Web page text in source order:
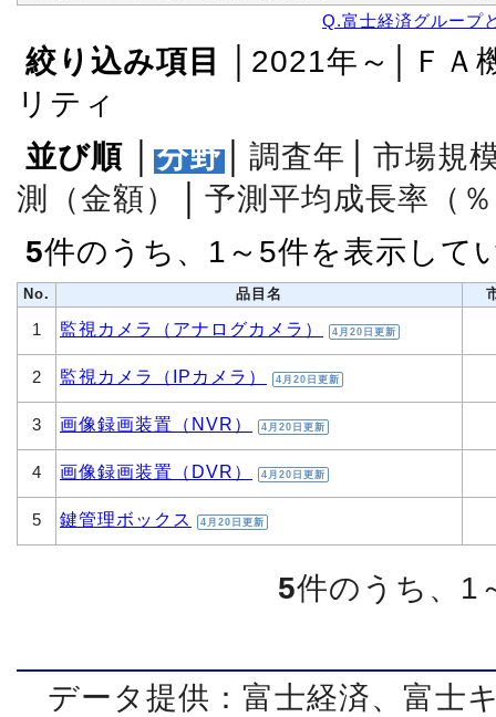
Q.富士経済グループ
絞り込み項目
│2021年～│ＦＡ
リティ
並び順
分野 調査年
市場規
測（金額）
予測平均成長率（
5件のうち、1～5件を表示して
No. 品目名
1 監視カメラ（アナログカメラ） 4月20日更新
2 監視カメラ（IPカメラ） 4月20日更新
3 画像録画装置（NVR） 4月20日更新
4 画像録画装置（DVR） 4月20日更新
5 鍵管理ボックス 4月20日更新
5件のうち、1
データ提供：富士経済、富士